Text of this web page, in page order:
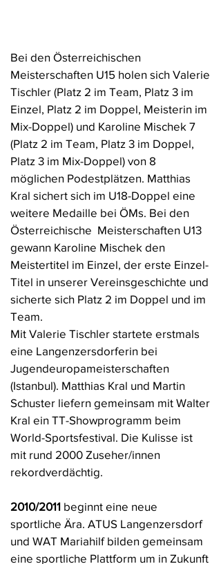
Bei den Österreichischen
Meisterschaften U15 holen sich Valerie
Tischler (Platz 2 im Team, Platz 3 im
Einzel, Platz 2 im Doppel, Meisterin im
Mix-Doppel) und Karoline Mischek 7
(Platz 2 im Team, Platz 3 im Doppel,
Platz 3 im Mix-Doppel) von 8
möglichen Podestplätzen. Matthias
Kral sichert sich im U18-Doppel eine
weitere Medaille bei ÖMs. Bei den
Österreichische Meisterschaften U13
gewann Karoline Mischek den
Meistertitel im Einzel, der erste Einzel-
Titel in unserer Vereinsgeschichte und
sicherte sich Platz 2 im Doppel und im
Team.
Mit Valerie Tischler startete erstmals
eine Langenzersdorferin bei
Jugendeuropameisterschaften
(Istanbul). Matthias Kral und Martin
Schuster liefern gemeinsam mit Walter
Kral ein TT-Showprogramm beim
World-Sportsfestival. Die Kulisse ist
mit rund 2000 Zuseher/innen
rekordverdächtig.
2010/2011 beginnt eine neue
sportliche Ära. ATUS Langenzersdorf
und WAT Mariahilf bilden gemeinsam
eine sportliche Plattform um in Zukunft